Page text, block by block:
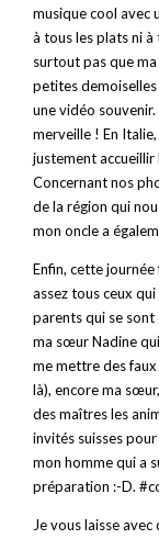
musique cool avec
à tous les plats ni à
surtout pas que
petites
une vidéo
merveille ! En
justement
Concernant nos
de la région qui
mon oncle a
Enfin, cette
assez tous ceux
parents qui se
ma sœur Nadine
me mettre des faux
là), encore ma
des maîtres les
invités suisses
mon homme qui a
préparation :-D.
Je vous laisse